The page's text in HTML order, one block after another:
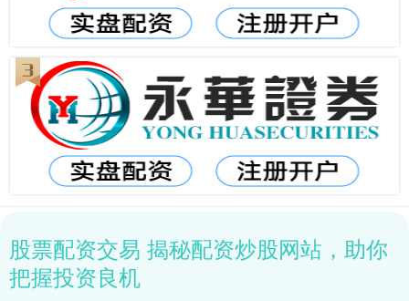
股票配资交易 揭秘配资炒股网站，助你
把握投资良机